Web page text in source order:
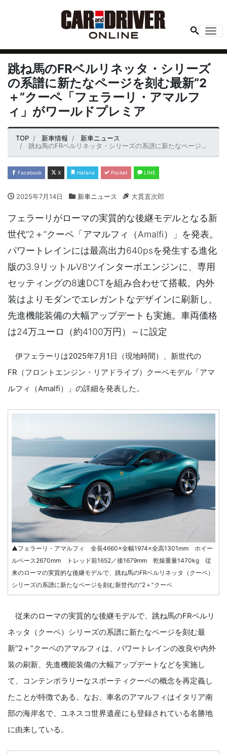
跳ね馬のFRベルリネッタ・シリーズ
の系譜に新たなページを刻む最新“2
＋”クーペ「フェラーリ・アマルフ
ィ」がワールドプレミア
TOP 新車情報
新車ニュース
跳ね馬のFRベルリネッタ・シリーズの系譜に新たなページを刻む最新“2＋”クーペ「フェラーリ・アマルフィ」がワールドプレミア
Facebook X Hatena Pocket LINE
2025年7月14日 新車ニュース 大貫直次郎
フェラーリがローマの実質的な後継モデルとなる新
世代“2＋”クーペ「アマルフィ（Amalfi）」を発表。
パワートレインには最高出力640psを発生する進化
版の3.9リットルV8ツインターボエンジンに、専用
セッティングの8速DCTを組み合わせて搭載。内外
装はよりモダンでエレガントなデザインに刷新し、
先進機能装備の大幅アップデートも実施。車両価格
は24万ユーロ（約4100万円）～に設定
伊フェラーリは2025年7月1日（現地時間）、新世代の
FR（フロントエンジン・リアドライブ）クーペモデル「アマ
ルフィ（Amalfi）」の詳細を発表した。
▲フェラーリ・アマルフィ 全長4660×全幅1974×全高1301mm ホイー
ルベース2670mm トレッド前1652／後1679mm 乾燥重量1470kg 従
来のローマの実質的な後継モデルで、跳ね馬のFRベルリネッタ（クーペ）
シリーズの系譜に新たなページを刻む新世代の“2＋”クーペ
従来のローマの実質的な後継モデルで、跳ね馬のFRベルリ
ネッタ（クーペ）シリーズの系譜に新たなページを刻む最
新“2＋”クーペのアマルフィは、パワートレインの改良や内外
装の刷新、先進機能装備の大幅アップデートなどを実施し
て、コンテンポラリーなスポーティクーペの概念を再定義し
たことが特徴である。なお、車名のアマルフィはイタリア南
部の海岸名で、ユネスコ世界遺産にも登録されている名勝地
に由来している。